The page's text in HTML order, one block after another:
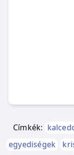
Címkék:
egyediségek